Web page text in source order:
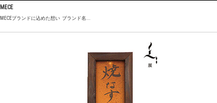
MECE
MECEブランドに込めた想い ブランド名...